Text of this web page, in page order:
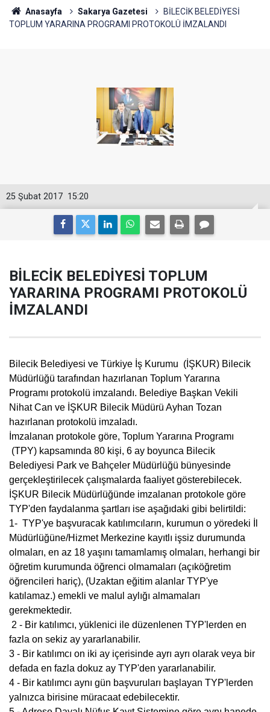
Anasayfa Sakarya Gazetesi
BİLECİK BELEDİYESİ
TOPLUM YARARINA PROGRAMI PROTOKOLÜ İMZALANDI
15:20
25 Şubat 2017
BİLECİK BELEDİYESİ TOPLUM
YARARINA PROGRAMI PROTOKOLÜ
İMZALANDI
Bilecik Belediyesi ve Türkiye İş Kurumu (İŞKUR) Bilecik
Müdürlüğü tarafından hazırlanan Toplum Yararına
Programı protokolü imzalandı. Belediye Başkan Vekili
Nihat Can ve İŞKUR Bilecik Müdürü Ayhan Tozan
hazırlanan protokolü imzaladı.
İmzalanan protokole göre, Toplum Yararına Programı
(TPY) kapsamında 80 kişi, 6 ay boyunca Bilecik
Belediyesi Park ve Bahçeler Müdürlüğü bünyesinde
gerçekleştirilecek çalışmalarda faaliyet gösterebilecek.
İŞKUR Bilecik Müdürlüğünde imzalanan protokole göre
TYP'den faydalanma şartları ise aşağıdaki gibi belirtildi:
1- TYP'ye başvuracak katılımcıların, kurumun o yöredeki İl
Müdürlüğüne/Hizmet Merkezine kayıtlı işsiz durumunda
olmaları, en az 18 yaşını tamamlamış olmaları, herhangi bir
öğretim kurumunda öğrenci olmamaları (açıköğretim
öğrencileri hariç), (Uzaktan eğitim alanlar TYP'ye
katılamaz.) emekli ve malul aylığı almamaları
gerekmektedir.
2 - Bir katılımcı, yüklenici ile düzenlenen TYP'lerden en
fazla on sekiz ay yararlanabilir.
3 - Bir katılımcı on iki ay içerisinde ayrı ayrı olarak veya bir
defada en fazla dokuz ay TYP'den yararlanabilir.
4 - Bir katılımcı aynı gün başvuruları başlayan TYP'lerden
yalnızca birisine müracaat edebilecektir.